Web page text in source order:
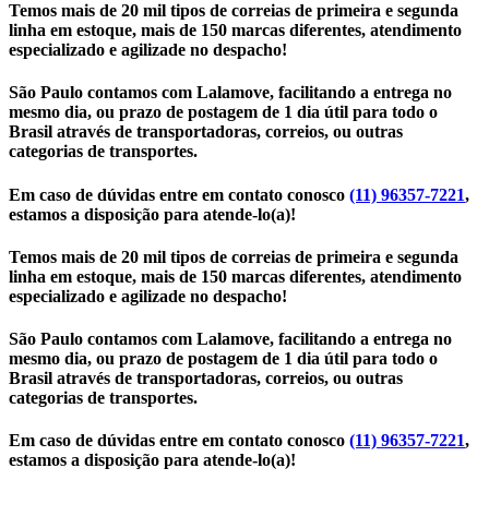
Temos mais de 20 mil tipos de correias de primeira e segunda
linha em estoque, mais de 150 marcas diferentes, atendimento
especializado e agilizade no despacho!
São Paulo contamos com Lalamove, facilitando a entrega no
mesmo dia, ou prazo de postagem de 1 dia útil para todo o
Brasil através de transportadoras, correios, ou outras
categorias de transportes.
Em caso de dúvidas entre em contato conosco (11) 96357-7221,
estamos a disposição para atende-lo(a)!
Temos mais de 20 mil tipos de correias de primeira e segunda
linha em estoque, mais de 150 marcas diferentes, atendimento
especializado e agilizade no despacho!
São Paulo contamos com Lalamove, facilitando a entrega no
mesmo dia, ou prazo de postagem de 1 dia útil para todo o
Brasil através de transportadoras, correios, ou outras
categorias de transportes.
Em caso de dúvidas entre em contato conosco (11) 96357-7221,
estamos a disposição para atende-lo(a)!